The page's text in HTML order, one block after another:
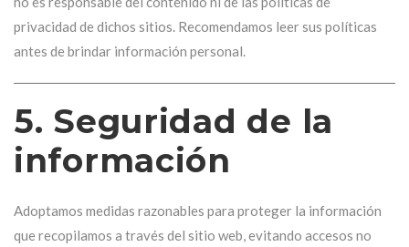
privacidad de dichos sitios. Recomendamos leer sus políticas
antes de brindar información personal.
5. Seguridad de la
información
Adoptamos medidas razonables para proteger la información
que recopilamos a través del sitio web, evitando accesos no